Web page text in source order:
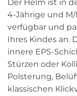
Der Helm ist in
4-Jährige und M/
verfügbar und
Ihres Kindes an.
innere EPS-
Stürzen oder
Polsterung,
klassischen